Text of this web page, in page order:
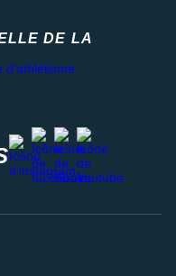
DE LA
instagram
facebook
stravayoutube